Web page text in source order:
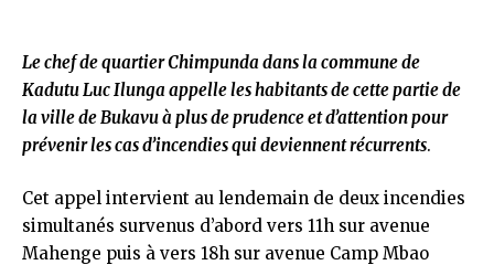
Le chef de quartier Chimpunda dans la commune de
Kadutu Luc Ilunga appelle les habitants de cette partie de
la ville de Bukavu à plus de prudence et d’attention pour
prévenir les cas d’incendies qui deviennent récurrents.
Cet appel intervient au lendemain de deux incendies
simultanés survenus d’abord vers 11h sur avenue
Mahenge puis à vers 18h sur avenue Camp Mbao